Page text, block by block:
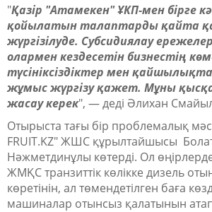
"Қазір "Атамекен" ҰКП-мен бірге
қойылатын талаптарды қайта
жүргізілуде. Субсидиялау
олармен кездесетін бизнестің
түсініксіздіктер мен
жұмыс жүргізу қажет. Мұны
жасау керек", — деді Әлихан
Отырыста тағы бір проблемалық
FRUIT.KZ" ЖШС құрылтайшысы
Нәжметдинұлы көтерді. Ол өңірлерде
ЖМҚС транзиттік көлікке дизель
көретінін, ал төмендетілген баға
машиналар отынсыз қалатынын атап